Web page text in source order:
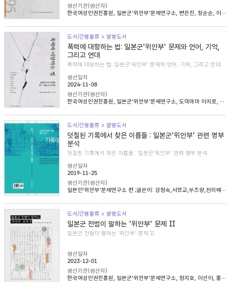
생산기관(생산자)
한국여성인권진흥원, 일본군'위안부'문제연구소, 변은진, 장순순, 이태준, 조경희
도서/간행물류 > 발행도서
폭력에 대항하는 법: 일본군'위안부' 문제와 언어, 기억,
그리고 연대
폭력에 대항하는 법: 일본군'위안부' 문제와 언어, 기억, 그리고 연대
생산일자
2024-11-08
생산기관(생산자)
한국여성인권진흥원, 일본군'위안부'문제연구소, 도미야마 이치로, 니콜라 헨리, 송혜림, 문지희, 임우경, 임경화, 심아정, 마치다 타카시, 정용숙, 헬렌 스캔런
도서/간행물류 > 발행도서
덧칠된 기록에서 찾은 이름들 : 일본군'위안부' 관련 명부
분석
덧칠된 기록에서 찾은 이름들 : 일본군'위안부' 관련 명부 분석
생산일자
2019-11-25
생산기관(생산자)
일본인'위안부'문제연구소 편 ;글쓴이: 강정숙,서민교,쑤즈량,천리페이,윤명숙,최종길,한혜인
도서/간행물류 > 발행도서
일본군 전범이 말하는 '위안부' 문제 Ⅱ
일본군 전범이 말하는 '위안부' 문제 Ⅱ
생산일자
2023-12-01
생산기관(생산자)
한국여성인권진흥원, 일본군'위안부'문제연구소, 정지호, 이선이, 홍영미, 김승래